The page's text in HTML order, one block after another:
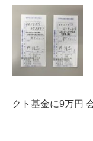
クト基金に9万円